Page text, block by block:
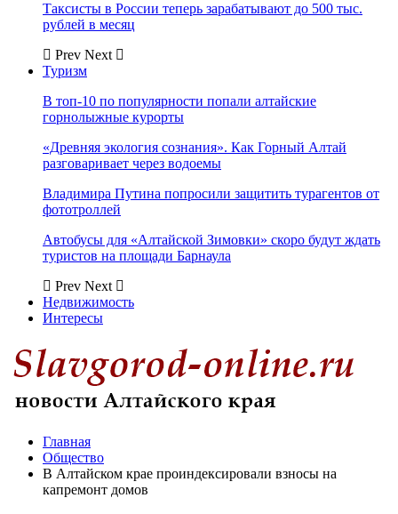
Таксисты в России теперь зарабатывают до 500 тыс.
рублей в месяц
Prev Next
Туризм
В топ-10 по популярности попали алтайские
горнолыжные курорты
«Древняя экология сознания». Как Горный Алтай
разговаривает через водоемы
Владимира Путина попросили защитить турагентов от
фототроллей
Автобусы для «Алтайской Зимовки» скоро будут ждать
туристов на площади Барнаула
Prev Next
Недвижимость
Интересы
Главная
Общество
В Алтайском крае проиндексировали взносы на
капремонт домов